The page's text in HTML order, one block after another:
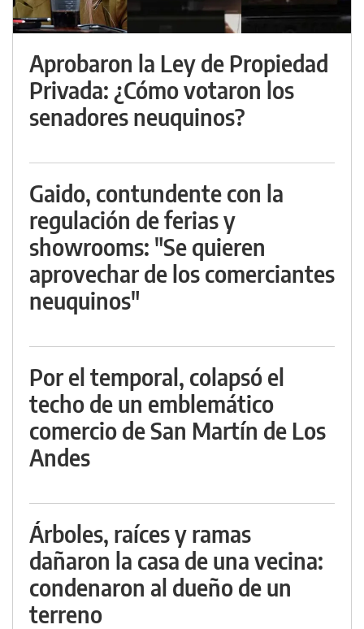
Aprobaron la Ley de Propiedad
Privada: ¿Cómo votaron los
senadores neuquinos?
Gaido, contundente con la
regulación de ferias y
showrooms: "Se quieren
aprovechar de los comerciantes
neuquinos"
Por el temporal, colapsó el
techo de un emblemático
comercio de San Martín de Los
Andes
Árboles, raíces y ramas
dañaron la casa de una vecina:
condenaron al dueño de un
terreno